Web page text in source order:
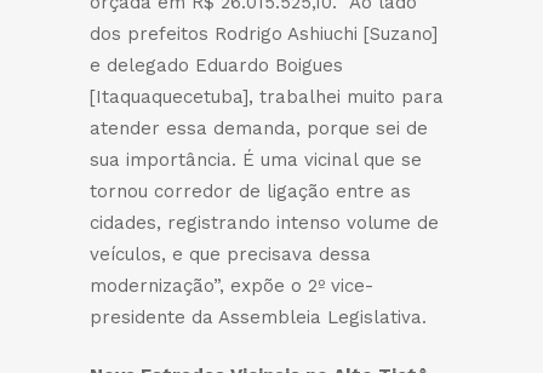
dos prefeitos Rodrigo Ashiuchi [Suzano]
e delegado Eduardo Boigues
[Itaquaquecetuba], trabalhei muito para
atender essa demanda, porque sei de
sua importância. É uma vicinal que se
tornou corredor de ligação entre as
cidades, registrando intenso volume de
veículos, e que precisava dessa
modernização”, expõe o 2º vice-
presidente da Assembleia Legislativa.